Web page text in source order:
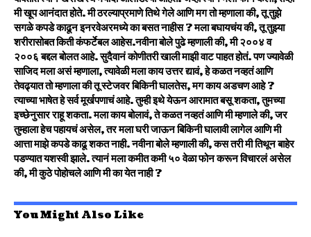
मी खूप आनंदात होते. मी ठरल्याप्रमाणे तिथे गेले आणि मग तो म्हणाला की, तू तुझे
सगळे कपडे काढून इनरवेअरमध्ये का बसत नाहीस ? मला बघायचंय की, तू तुझ्या
शरीरासोबत किती कंफर्टेबल आहेस.नवीना बोले पुढे म्हणाली की, मी २००४ व
२००६ बद्दल बोलत आहे. सुदैवानं कोणीतरी खाली माझी वाट पाहत होतं. पण ज्यावेळी
साजिद मला असं म्हणाला, त्यावेळी मला काय उत्तर द्यावं, हे कळत नव्हतं आणि
तेवढ्यात तो म्हणाला की तू स्टेजवर बिकिनी घालतेस, मग काय अडचण आहे ?
त्याच्या भाषेत हे सर्व मूर्खपणाचं आहे. तुम्ही इथे येऊन आरामात बसू शकता, तुमच्या
इच्छेनुसार राहू शकता. मला काय बोलावं, ते कळत नव्हतं आणि मी म्हणाले की, जर
तुम्हाला हेच पहायचं असेल, तर मला घरी जाऊन बिकिनी घालावी लागेल आणि मी
आत्ता माझे कपडे काढू शकत नाही. नवीना बोले म्हणाली की, कस तरी मी तिथून बाहेर
पडण्यात यशस्वी झाले. त्यानं मला कमीत कमी ५० वेळा फोन करून विचारलं असेल
की, मी कुठे पोहोचले आणि मी का येत नाही ?
You Might Also Like